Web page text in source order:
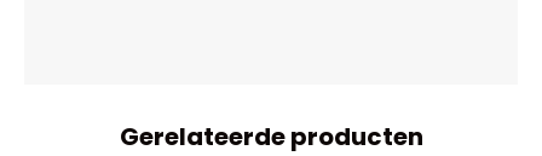
Gerelateerde producten